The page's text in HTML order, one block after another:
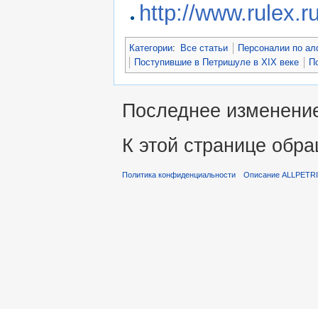
http://
Категории: Все статьи
Персоналии по
Поступившие в Петришуле в XIX веке
Последнее
К этой странице
Политика конфиденциальности Описание